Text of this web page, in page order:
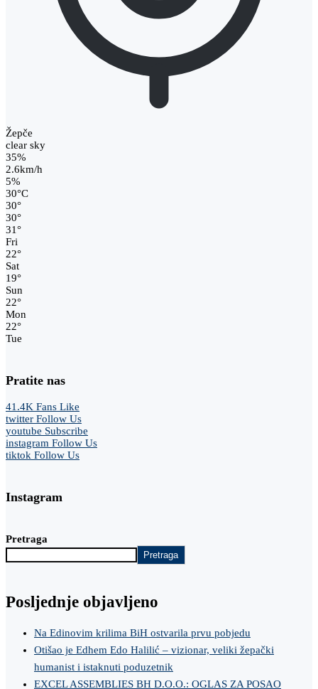
Žepče
clear sky
35%
2.6km/h
5%
30°C
30°
30°
31°
Fri
22°
Sat
19°
Sun
22°
Mon
22°
Tue
Pratite nas
41.4K Fans Like
twitter Follow Us
youtube Subscribe
instagram Follow Us
tiktok Follow Us
Instagram
Pretraga
Pretraga
Posljednje objavljeno
Na Edinovim krilima BiH ostvarila prvu pobjedu
Otišao je Edhem Edo Halilić – vizionar, veliki žepački
humanist i istaknuti poduzetnik
EXCEL ASSEMBLIES BH D.O.O.: OGLAS ZA POSAO